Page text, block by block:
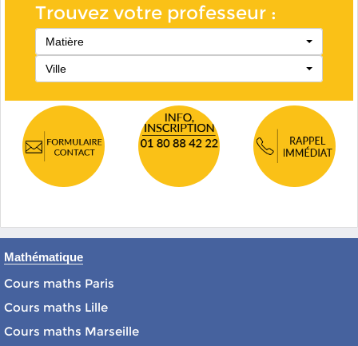
Trouvez votre professeur :
Matière
Ville
Mathématique
Cours maths Paris
Cours maths Lille
Cours maths Marseille